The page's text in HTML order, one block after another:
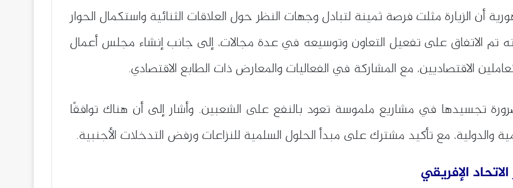
الزيارة مثلت فرصة ثمينة لتبادل وجهات النظر حول العلاقات الثنائية واستكمال الحوار
نهاية 2024. وأوضح أنه تم الاتفاق على تفعيل التعاون وتوسيعه في عدة مجالات، إلى جانب إنشاء مجلس أعمال
الاقتصاديين، مع المشاركة في الفعاليات والمعارض ذات الطابع الاقتصادي.
تجسيدها في مشاريع ملموسة تعود بالنفع على الشعبين. وأشار إلى أن هناك توافقًا
والدولية، مع تأكيد مشترك على مبدأ الحلول السلمية للنزاعات ورفض التدخلات الأجنبية.
الإفريقي